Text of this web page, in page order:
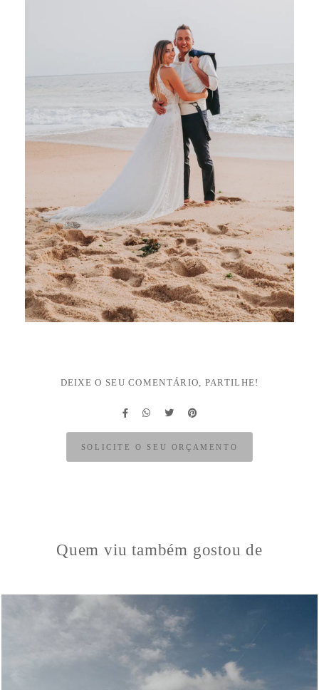
DEIXE O SEU COMENTÁRIO, PARTILHE!
SOLICITE O SEU ORÇAMENTO
Quem viu também gostou de